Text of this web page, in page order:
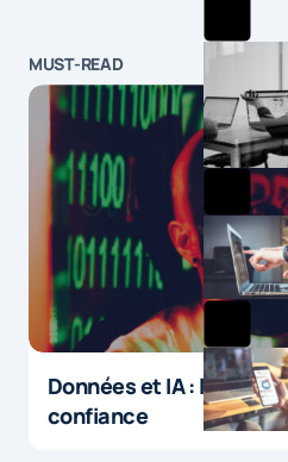
MUST-READ
Données et IA : le
confiance